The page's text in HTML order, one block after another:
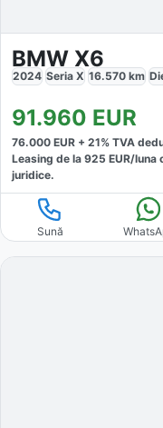
BMW X6
2024 Seria X 16.570 km
91.960 EUR
76.000 EUR + 21% TVA
Leasing de la 925 EUR/luna
juridice.
Sună